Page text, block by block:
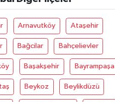
Arnavutköy Ataşehir
Bağcilar Bahçelievler
Başakşehir Bayrampaşa
Beykoz Beylikdüzü